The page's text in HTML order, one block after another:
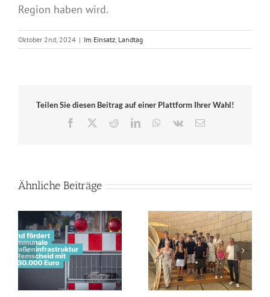
Region haben wird.
Oktober 2nd, 2024 | Im Einsatz, Landtag
Teilen Sie diesen Beitrag auf einer Plattform Ihrer Wahl!
Facebook
RedditLinkedInWhatsApp
Vk
E-
Ähnliche Beiträge
Geopolitik-Kurs des
Leibniz-Gymnasiums
Remscheid zu Gast bei
Jens Nettekoven
Land unterstützt
Innenstadtentwicklung
in Remscheid mit fast
drei Millionen Euro